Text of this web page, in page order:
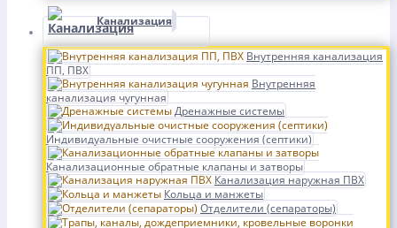
Канализация
Внутренняя канализация
ПП, ПВХ
Внутренняя
канализация чугунная
Дренажные системы
Индивидуальные очистные сооружения (септики)
Канализационные обратные клапаны и затворы
Канализация наружная ПВХ
Кольца и манжеты
Отделители (сепараторы)